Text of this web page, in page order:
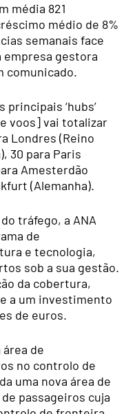
média 821
médio de 8%
semanais face
empresa gestora
comunicado.
‘hubs’
voos] vai totalizar
Londres (Reino
30 para Paris
Amesterdão
(Alemanha).
tráfego, a ANA
de
e tecnologia,
sob a sua gestão.
da cobertura,
a um investimento
de euros.
de
no controlo de
uma nova área de
passageiros cuja